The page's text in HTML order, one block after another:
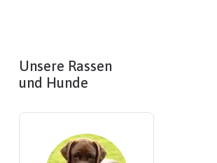
Unsere Rassen
und Hunde